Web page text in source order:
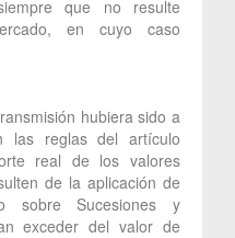
que no resulte
en cuyo caso
hubiera sido a
las reglas del artículo
real de los valores
de la aplicación de
sobre Sucesiones y
exceder del valor de